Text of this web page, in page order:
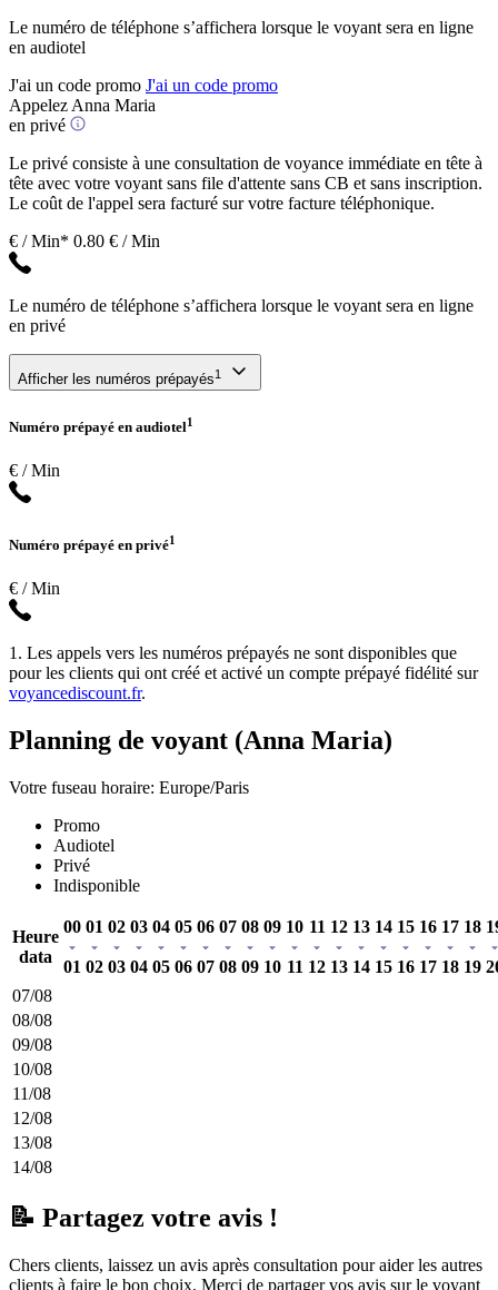
Le numéro de téléphone s’affichera lorsque le voyant sera en ligne
en audiotel
J'ai un code promo J'ai un code promo
Appelez Anna Maria
en privé
Le privé consiste à une consultation de voyance immédiate en tête à
tête avec votre voyant sans file d'attente sans CB et sans inscription.
Le coût de l'appel sera facturé sur votre facture téléphonique.
€ / Min* 0.80 € / Min
Le numéro de téléphone s’affichera lorsque le voyant sera en ligne
en privé
Afficher les numéros prépayés1
Numéro prépayé en audiotel1
€ / Min
Numéro prépayé en privé1
€ / Min
1. Les appels vers les numéros prépayés ne sont disponibles que
pour les clients qui ont créé et activé un compte prépayé fidélité sur
voyancediscount.fr.
Planning de voyant (Anna Maria)
Votre fuseau horaire: Europe/Paris
Promo
Audiotel
Privé
Indisponible
Heure
data
00
01
01
02
02
03
03
04
04
05
05
06
06
07
07
08
08
09
09
10
10
11
11
12
12
13
13
14
14
15
15
16
16
17
17
18
18
19
07/08
08/08
09/08
10/08
11/08
12/08
13/08
14/08
📝 Partagez votre avis !
Chers clients, laissez un avis après consultation pour aider les autres
clients à faire le bon choix. Merci de partager vos avis sur le voyant